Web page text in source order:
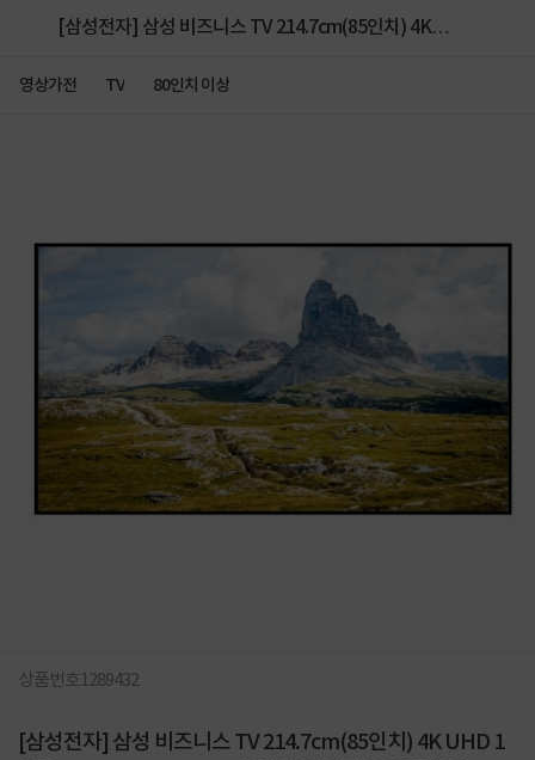
[삼성전자] 삼성 비즈니스 TV 214.7cm(85인치) 4K
영상가전 TV 80인치 이상
상품번호1289432
[삼성전자] 삼성 비즈니스 TV 214.7cm(85인치) 4K UHD 1